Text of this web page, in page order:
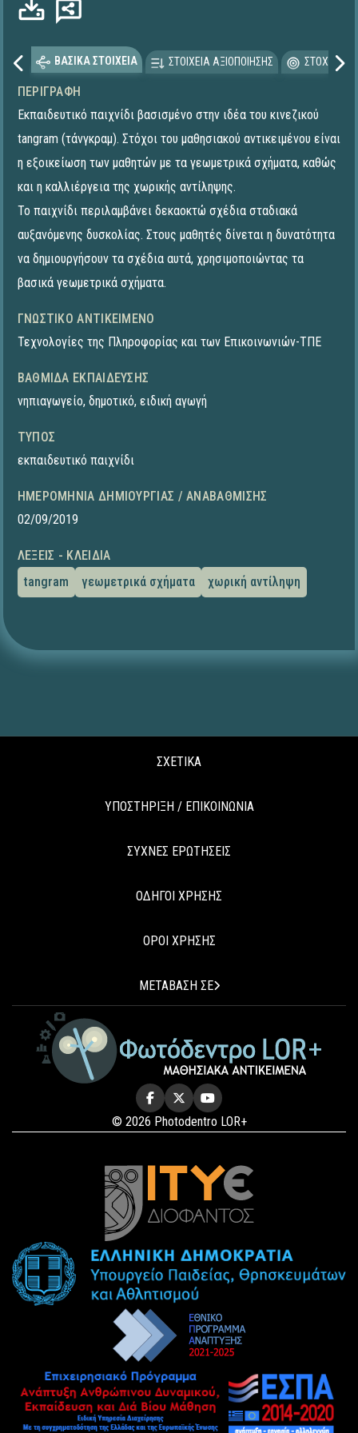
ΒΑΣΙΚΑ ΣΤΟΙΧΕΙΑ ΣΤΟΙΧΕΙΑ ΑΞΙΟΠΟΙΗΣΗΣ
ΠΕΡΙΓΡΑΦΉ
Εκπαιδευτικό παιχνίδι βασισμένο στην ιδέα του κινεζικού
tangram (τάνγκραμ). Στόχοι του μαθησιακού αντικειμένου είναι
η εξοικείωση των μαθητών με τα γεωμετρικά σχήματα, καθώς
και η καλλιέργεια της χωρικής αντίληψης.
Το παιχνίδι περιλαμβάνει δεκαοκτώ σχέδια σταδιακά
αυξανόμενης δυσκολίας. Στους μαθητές δίνεται η δυνατότητα
να δημιουργήσουν τα σχέδια αυτά, χρησιμοποιώντας τα
βασικά γεωμετρικά σχήματα.
ΓΝΩΣΤΙΚΌ ΑΝΤΙΚΕΊΜΕΝΟ
Τεχνολογίες της Πληροφορίας και των Επικοινωνιών-ΤΠΕ
ΒΑΘΜΊΔΑ ΕΚΠΑΊΔΕΥΣΗΣ
νηπιαγωγείο, δημοτικό, ειδική αγωγή
ΤΎΠΟΣ
εκπαιδευτικό παιχνίδι
ΗΜΕΡΟΜΗΝΊΑ ΔΗΜΙΟΥΡΓΊΑΣ / ΑΝΑΒΆΘΜΙΣΗΣ
02/09/2019
ΛΈΞΕΙΣ - ΚΛΕΙΔΙΆ
tangram
γεωμετρικά σχήματα χωρική αντίληψη
ΣΧΕΤΙΚΑ
ΥΠΟΣΤΗΡΙΞΗ / ΕΠΙΚΟΙΝΩΝΙΑ
ΣΥΧΝΕΣ ΕΡΩΤΗΣΕΙΣ
ΟΔΗΓΟΙ ΧΡΗΣΗΣ
ΟΡΟΙ ΧΡΗΣΗΣ
ΜΕΤΑΒΑΣΗ ΣΕ
© 2026 Photodentro LOR+